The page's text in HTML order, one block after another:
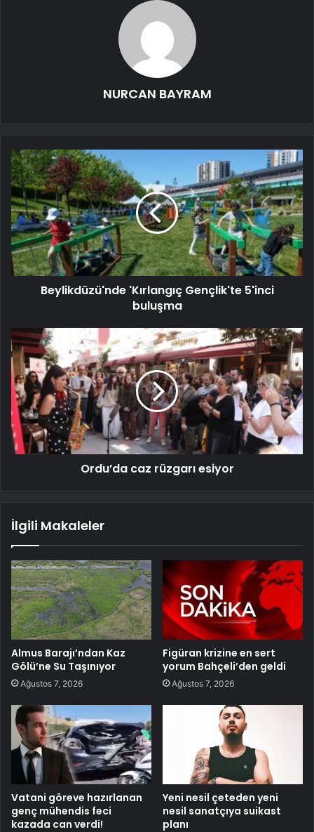
NURCAN BAYRAM
Beylikdüzü'nde 'Kırlangıç Gençlik'te 5'inci
buluşma
Ordu’da caz rüzgarı esiyor
İlgili Makaleler
Almus Barajı’ndan Kaz
Gölü’ne Su Taşınıyor
Ağustos 7, 2026
Figüran krizine en sert
yorum Bahçeli’den geldi
Ağustos 7, 2026
Vatani göreve hazırlanan
genç mühendis feci
kazada can verdi!
Yeni nesil çeteden yeni
nesil sanatçıya suikast
planı